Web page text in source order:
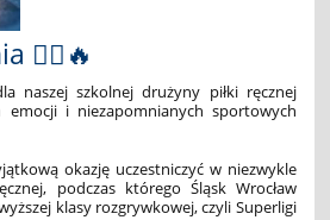
🤾‍♂️🔥
naszej szkolnej drużyny piłki ręcznej
emocji i niezapomnianych sportowych
okazję uczestniczyć w niezwykle
podczas którego Śląsk Wrocław
klasy rozgrywkowej, czyli Superligi